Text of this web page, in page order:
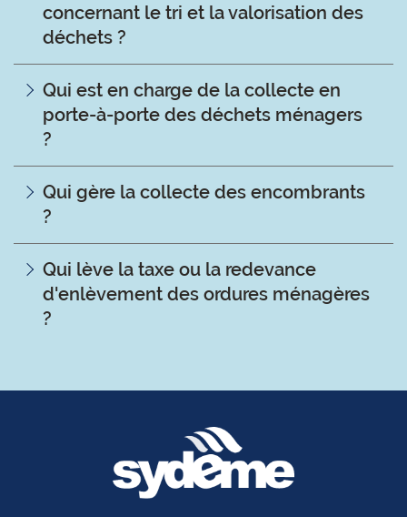
concernant le tri et la valorisation des
déchets ?
Qui est en charge de la collecte en
porte-à-porte des déchets ménagers
?
Qui gère la collecte des encombrants
?
Qui lève la taxe ou la redevance
d'enlèvement des ordures ménagères
?